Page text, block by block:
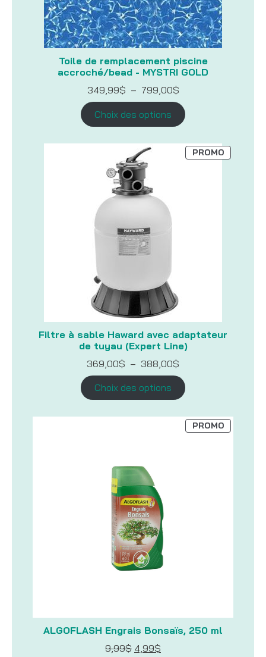
Toile de remplacement piscine
accroché/bead - MYSTRI GOLD
349,99$ – 799,00$Plage
prix :
349,99$
à
Choix des options
Filtre à sable Haward avec adaptateur
de tuyau (Expert Line)
PROMOPRODUIT
EN
369,00$ – 388,00$
prix :
369,00$
à
Choix des options
ALGOFLASH Engrais Bonsaïs, 250 ml
PROMOPRODUIT
EN
9,99$ Le
4,99$